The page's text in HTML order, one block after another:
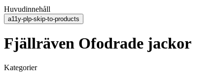
Huvudinnehåll
a11y-plp-skip-to-products
Fjällräven Ofodrade jackor
Kategorier